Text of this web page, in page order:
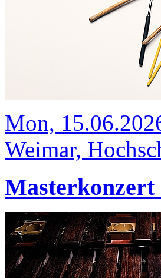
Mon,
Weimar,
Masterkonzert